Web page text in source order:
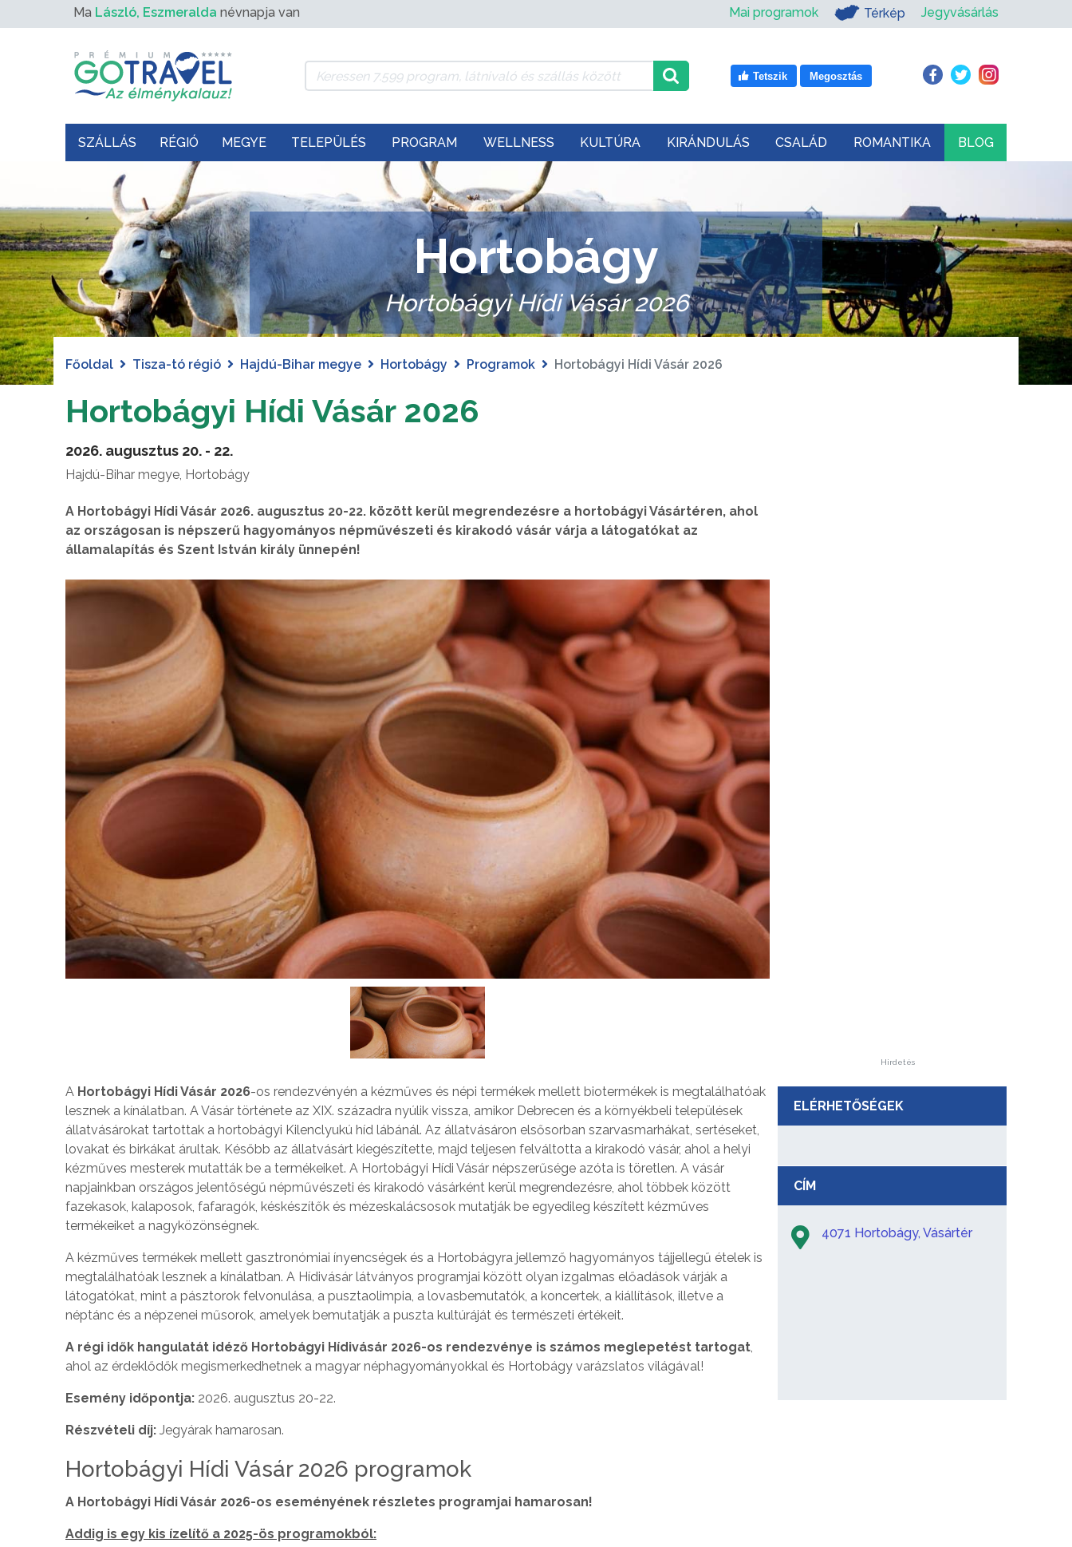
Ma László, Eszmeralda névnapja van Mai programok Térkép Jegyvásárlás
Tetszik Megosztás
SZÁLLÁS RÉGIÓ MEGYE TELEPÜLÉS PROGRAM WELLNESS KULTÚRA KIRÁNDULÁS CSALÁD ROMANTIKA BLOG
Hortobágy
Hortobágyi Hídi Vásár 2026
Főoldal Tisza-tó régió Hajdú-Bihar megye Hortobágy Programok Hortobágyi Hídi Vásár 2026
Hortobágyi Hídi Vásár 2026
2026. augusztus 20. - 22.
Hajdú-Bihar megye, Hortobágy
A Hortobágyi Hídi Vásár 2026. augusztus 20-22. között kerül megrendezésre a hortobágyi Vásártéren, ahol
az országosan is népszerű hagyományos népművészeti és kirakodó vásár várja a látogatókat az
államalapítás és Szent István király ünnepén!
A Hortobágyi Hídi Vásár 2026-os rendezvényén a kézműves és népi termékek mellett biotermékek is megtalálhatóak
lesznek a kínálatban. A Vásár története az XIX. századra nyúlik vissza, amikor Debrecen és a környékbeli települések
állatvásárokat tartottak a hortobágyi Kilenclyukú híd lábánál. Az állatvásáron elsősorban szarvasmarhákat, sertéseket,
lovakat és birkákat árultak. Később az állatvásárt kiegészítette, majd teljesen felváltotta a kirakodó vásár, ahol a helyi
kézműves mesterek mutatták be a termékeiket. A Hortobágyi Hídi Vásár népszerűsége azóta is töretlen. A vásár
napjainkban országos jelentőségű népművészeti és kirakodó vásárként kerül megrendezésre, ahol többek között
fazekasok, kalaposok, fafaragók, késkészítők és mézeskalácsosok mutatják be egyedileg készített kézműves
termékeiket a nagyközönségnek.
A kézműves termékek mellett gasztronómiai ínyencségek és a Hortobágyra jellemző hagyományos tájjellegű ételek is
megtalálhatóak lesznek a kínálatban. A Hídivásár látványos programjai között olyan izgalmas előadások várják a
látogatókat, mint a pásztorok felvonulása, a pusztaolimpia, a lovasbemutatók, a koncertek, a kiállítások, illetve a
néptánc és a népzenei műsorok, amelyek bemutatják a puszta kultúráját és természeti értékeit.
A régi idők hangulatát idéző Hortobágyi Hídivásár 2026-os rendezvénye is számos meglepetést tartogat,
ahol az érdeklődők megismerkedhetnek a magyar néphagyományokkal és Hortobágy varázslatos világával!
Esemény időpontja: 2026. augusztus 20-22.
Részvételi díj: Jegyárak hamarosan.
Hortobágyi Hídi Vásár 2026 programok
A Hortobágyi Hídi Vásár 2026-os eseményének részletes programjai hamarosan!
Addig is egy kis ízelítő a 2025-ös programokból:
Hirdetés
ELÉRHETŐSÉGEK
CÍM
4071 Hortobágy, Vásártér